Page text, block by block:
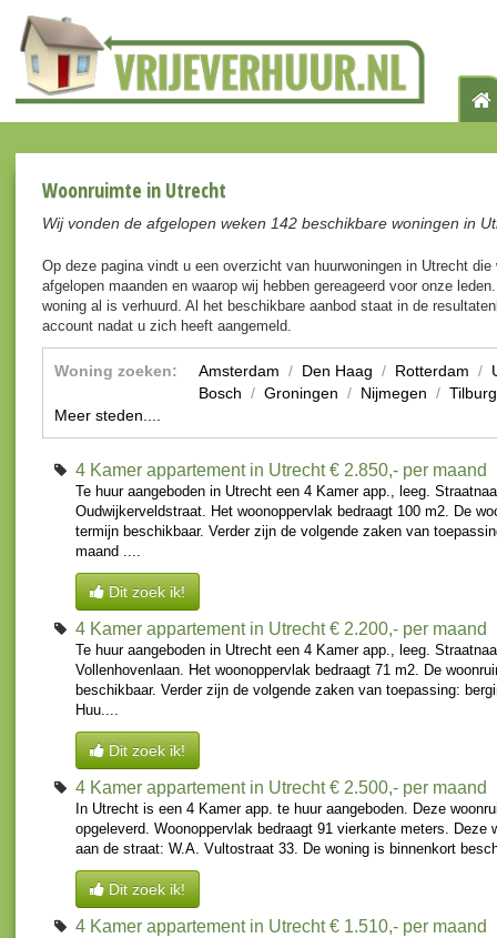
Woonruimte in Utrecht
Wij vonden de afgelopen weken 142 beschikbare woningen in
Op deze pagina vindt u een overzicht van huurwoningen in Utrecht die
afgelopen maanden en waarop wij hebben gereageerd voor onze
woning al is verhuurd. Al het beschikbare aanbod staat in de
account nadat u zich heeft aangemeld.
Woning zoeken: Amsterdam / Den Haag / Rotterdam /
Bosch / Groningen / Nijmegen / Tilburg
Meer steden....
4 Kamer appartement in Utrecht € 2.850,- per maand
Te huur aangeboden in Utrecht een 4 Kamer app., leeg.
Oudwijkerveldstraat. Het woonoppervlak bedraagt 100 m2. De
termijn beschikbaar. Verder zijn de volgende zaken van
maand ....
Dit zoek ik!
4 Kamer appartement in Utrecht € 2.200,- per maand
Te huur aangeboden in Utrecht een 4 Kamer app., leeg.
Vollenhovenlaan. Het woonoppervlak bedraagt 71 m2. De
beschikbaar. Verder zijn de volgende zaken van toepassing:
Huu....
Dit zoek ik!
4 Kamer appartement in Utrecht € 2.500,- per maand
In Utrecht is een 4 Kamer app. te huur aangeboden. Deze
opgeleverd. Woonoppervlak bedraagt 91 vierkante meters. Deze
aan de straat: W.A. Vultostraat 33. De woning is binnenkort
Dit zoek ik!
4 Kamer appartement in Utrecht € 1.510,- per maand